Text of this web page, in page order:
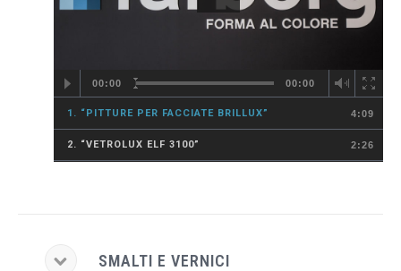
00:00 00:00
1. “PITTURE PER FACCIATE BRILLUX” 4:09
2. “VETROLUX ELF 3100” 2:26
SMALTI E VERNICI